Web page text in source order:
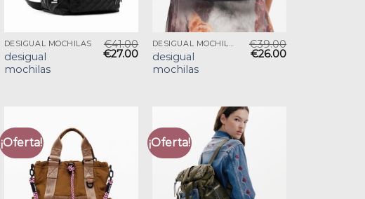
DESIGUAL MOCHILAS
desigual
mochilas
€41.00
€27.00
DESIGUAL MOCHILAS
desigual
mochilas
€39.00
€26.00
¡Oferta! ¡Oferta!